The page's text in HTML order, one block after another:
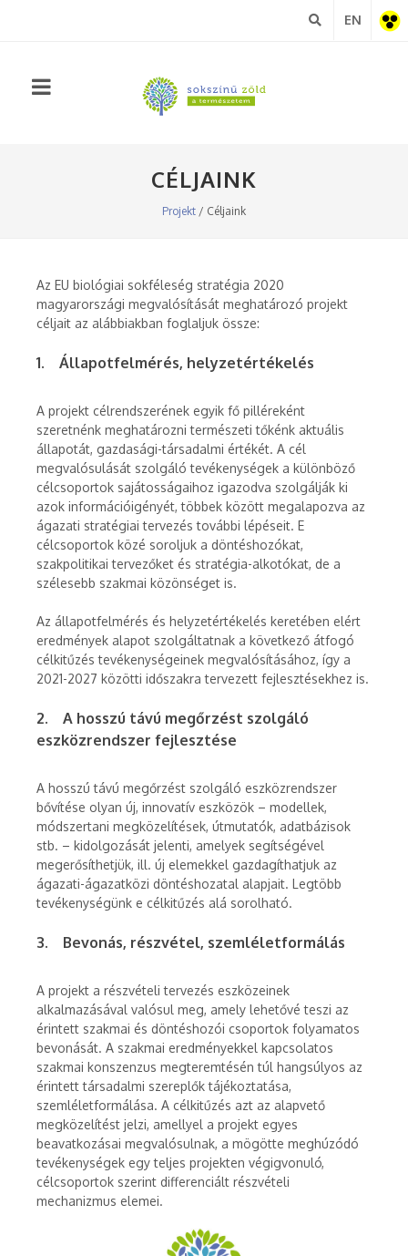
EN
CÉLJAINK
Projekt / Céljaink
Az EU biológiai sokféleség stratégia 2020
magyarországi megvalósítását meghatározó projekt
céljait az alábbiakban foglaljuk össze:
1. Állapotfelmérés, helyzetértékelés
A projekt célrendszerének egyik fő pilléreként
szeretnénk meghatározni természeti tőkénk aktuális
állapotát, gazdasági-társadalmi értékét. A cél
megvalósulását szolgáló tevékenységek a különböző
célcsoportok sajátosságaihoz igazodva szolgálják ki
azok információigényét, többek között megalapozva az
ágazati stratégiai tervezés további lépéseit. E
célcsoportok közé soroljuk a döntéshozókat,
szakpolitikai tervezőket és stratégia-alkotókat, de a
szélesebb szakmai közönséget is.
Az állapotfelmérés és helyzetértékelés keretében elért
eredmények alapot szolgáltatnak a következő átfogó
célkitűzés tevékenységeinek megvalósításához, így a
2021-2027 közötti időszakra tervezett fejlesztésekhez is.
2. A hosszú távú megőrzést szolgáló
eszközrendszer fejlesztése
A hosszú távú megőrzést szolgáló eszközrendszer
bővítése olyan új, innovatív eszközök – modellek,
módszertani megközelítések, útmutatók, adatbázisok
stb. – kidolgozását jelenti, amelyek segítségével
megerősíthetjük, ill. új elemekkel gazdagíthatjuk az
ágazati-ágazatközi döntéshozatal alapjait. Legtöbb
tevékenységünk e célkitűzés alá sorolható.
3. Bevonás, részvétel, szemléletformálás
A projekt a részvételi tervezés eszközeinek
alkalmazásával valósul meg, amely lehetővé teszi az
érintett szakmai és döntéshozói csoportok folyamatos
bevonását. A szakmai eredményekkel kapcsolatos
szakmai konszenzus megteremtésén túl hangsúlyos az
érintett társadalmi szereplők tájékoztatása,
szemléletformálása. A célkitűzés azt az alapvető
megközelítést jelzi, amellyel a projekt egyes
beavatkozásai megvalósulnak, a mögötte meghúzódó
tevékenységek egy teljes projekten végigvonuló,
célcsoportok szerint differenciált részvételi
mechanizmus elemei.